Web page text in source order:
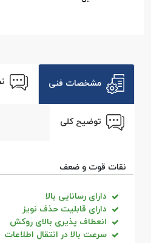
مشخصات فنی
توضیح کلی
نقات قوت و ضعف
دارای رسانایی بالا
دارای قابلیت حذف نویز
انعطاف پذیری بالای روکش
سرعت بالا در انتقال اطلاعات